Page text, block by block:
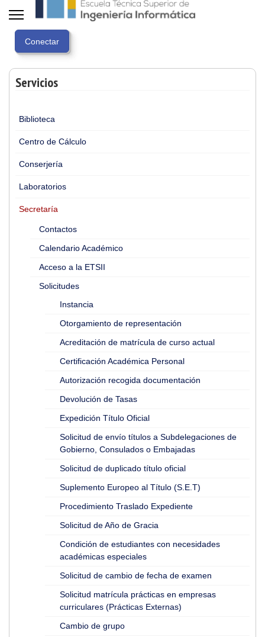
Servicios
Biblioteca
Centro de Cálculo
Conserjería
Laboratorios
Secretaría
Contactos
Calendario Académico
Acceso a la ETSII
Solicitudes
Instancia
Otorgamiento de representación
Acreditación de matrícula de curso actual
Certificación Académica Personal
Autorización recogida documentación
Devolución de Tasas
Expedición Título Oficial
Solicitud de envío títulos a Subdelegaciones de
Gobierno, Consulados o Embajadas
Solicitud de duplicado título oficial
Suplemento Europeo al Título (S.E.T)
Procedimiento Traslado Expediente
Solicitud de Año de Gracia
Condición de estudiantes con necesidades
académicas especiales
Solicitud de cambio de fecha de examen
Solicitud matrícula prácticas en empresas
curriculares (Prácticas Externas)
Cambio de grupo